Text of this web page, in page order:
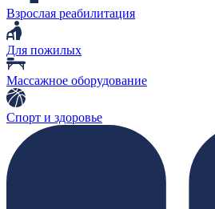
Взрослая реабилитация
Для пожилых
Массажное оборудование
Спорт и здоровье